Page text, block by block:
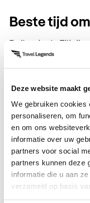
Deze website maakt
We gebruiken cookies
personaliseren, om
en om ons
informatie over uw
partners voor social
partners kunnen deze
informatie die u aan
verzameld op basis
Beste tijd
Duiken in de
beste periode is
maanden is het
rustig en helder.
Tijdens het
unog steeds
minder zijn en er
walvishaaien is de
plek:
Donsol: